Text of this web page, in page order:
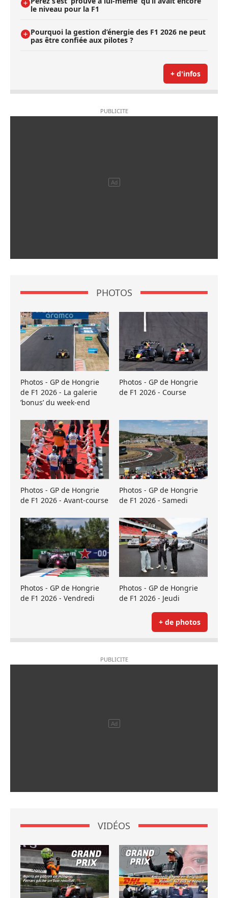
le niveau pour la F1
Pourquoi la gestion d’énergie des F1 2026 ne peut
pas être confiée aux pilotes ?
+ d'infos
PHOTOS
Photos - GP de Hongrie
de F1 2026 - La galerie
’bonus’ du week-end
Photos - GP de Hongrie
de F1 2026 - Course
Photos - GP de Hongrie
de F1 2026 - Avant-course
Photos - GP de Hongrie
de F1 2026 - Samedi
Photos - GP de Hongrie
de F1 2026 - Vendredi
Photos - GP de Hongrie
de F1 2026 - Jeudi
+ de photos
VIDÉOS